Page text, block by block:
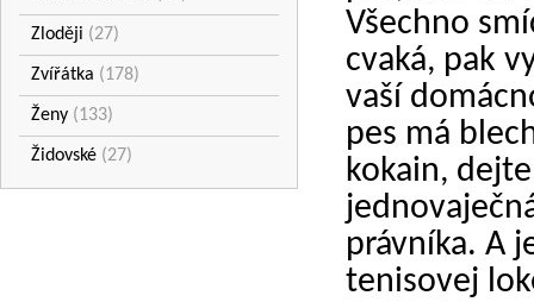
Zloději (27)
Zvířátka (178)
Ženy (133)
Židovské (27)
Všechno
cvaká, pak
vaší
pes má
kokain,
právníka. A
tenisovej